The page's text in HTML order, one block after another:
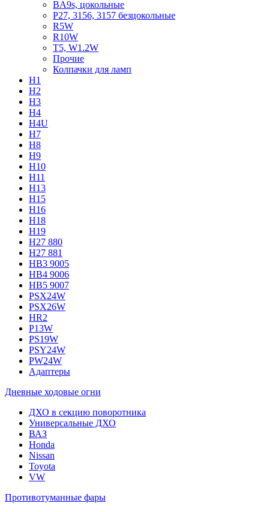
BA9s, цокольные
P27, 3156, 3157 безцокольные
R5W
R10W
T5, W1.2W
Прочие
Колпачки для ламп
H1
H2
H3
H4
H4U
H7
H8
H9
H10
H11
H13
H15
H16
H18
H19
H27 880
H27 881
HB3 9005
HB4 9006
HB5 9007
PSX24W
PSX26W
HR2
P13W
PS19W
PSY24W
PW24W
Адаптеры
Дневные ходовые огни
ДХО в секцию поворотника
Универсальные ДХО
ВАЗ
Honda
Nissan
Toyota
VW
Противотуманные фары